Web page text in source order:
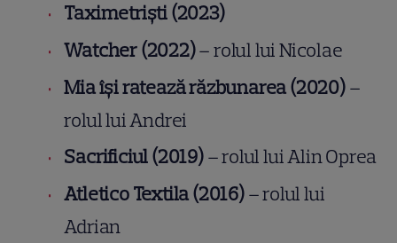
Taximetriști (2023)
Watcher (2022)– rolul lui Nicolae
Mia își ratează răzbunarea (2020)–
rolul lui Andrei
Sacrificiul (2019)– rolul lui Alin Oprea
Atletico Textila (2016)– rolul lui
Adrian